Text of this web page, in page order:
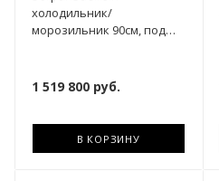
холодильник/
морозильник 90см, под
REF905BBRPTT
1 519 800 руб.
В КОРЗИНУ